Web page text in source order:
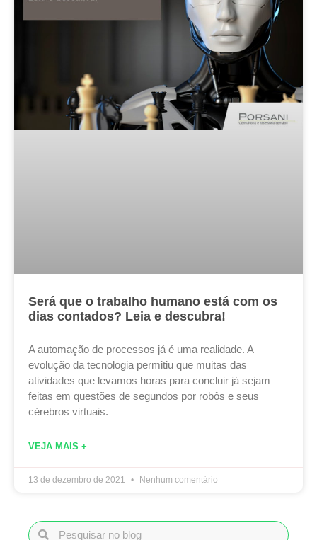
Será que o trabalho humano está com os
dias contados? Leia e descubra!
A automação de processos já é uma realidade. A
evolução da tecnologia permitiu que muitas das
atividades que levamos horas para concluir já sejam
feitas em questões de segundos por robôs e seus
cérebros virtuais.
VEJA MAIS +
13 de dezembro de 2021 Nenhum comentário